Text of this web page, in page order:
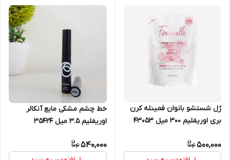
ژل شستشو بانوان فمینله کرن
بری اوریفلیم 300 میل 43053
500,000
خط چشم مشکی مایع آنکالر
اوریفلیم 3.5 میل 35424
540,000